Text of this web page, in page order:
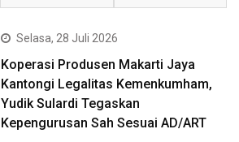
Selasa, 28 Juli 2026
Koperasi Produsen Makarti Jaya
Kantongi Legalitas Kemenkumham,
Yudik Sulardi Tegaskan
Kepengurusan Sah Sesuai AD/ART